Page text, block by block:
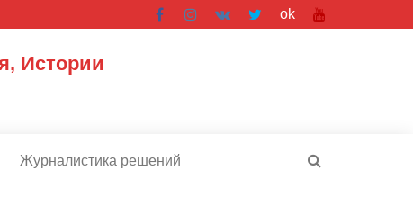
ok
Истории
Журналистика решений